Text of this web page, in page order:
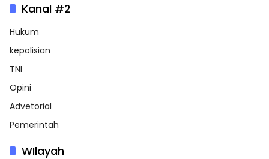
Kanal #2
Hukum
kepolisian
TNI
Opini
Advetorial
Pemerintah
WIlayah